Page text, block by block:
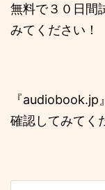
無料で３０日間
みてください！
『audiobook.jp
確認してみてく